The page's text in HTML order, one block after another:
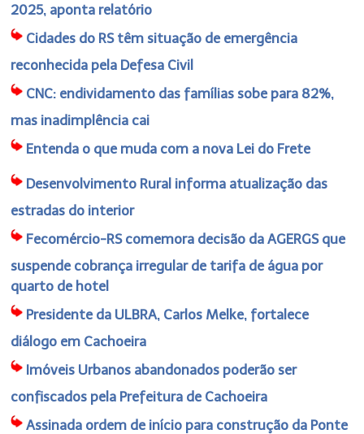
2025, aponta relatório
Cidades do RS têm situação de emergência
reconhecida pela Defesa Civil
CNC: endividamento das famílias sobe para 82%,
mas inadimplência cai
Entenda o que muda com a nova Lei do Frete
Desenvolvimento Rural informa atualização das
estradas do interior
Fecomércio-RS comemora decisão da AGERGS que
suspende cobrança irregular de tarifa de água por
quarto de hotel
Presidente da ULBRA, Carlos Melke, fortalece
diálogo em Cachoeira
Imóveis Urbanos abandonados poderão ser
confiscados pela Prefeitura de Cachoeira
Assinada ordem de início para construção da Ponte